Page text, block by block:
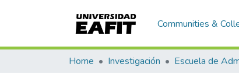
Communities &
Home Investigación Escuela de